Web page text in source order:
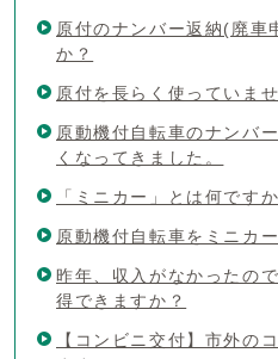
原付のナンバー返納(廃車
か？
原付を長らく使っていま
原動機付自転車のナンバ
くなってきました。
「ミニカー」とは何ですか
原動機付自転車をミニカ
昨年、収入がなかったの
得できますか？
【コンビニ交付】市外の